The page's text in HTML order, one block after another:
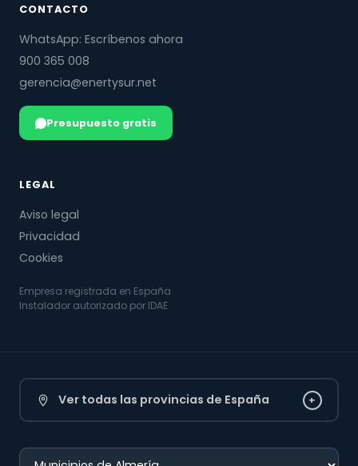
CONTACTO
WhatsApp: Escríbenos ahora
900 365 008
gerencia@enertysur.net
Presupuesto gratis
LEGAL
Aviso legal
Privacidad
Cookies
Empresa registrada en España
Instalador autorizado por IDAE
Ver todas las provincias de España +